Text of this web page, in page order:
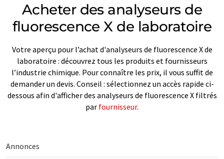
Acheter des analyseurs de
fluorescence X de laboratoire
Votre aperçu pour l’achat d'analyseurs de fluorescence X de
laboratoire : découvrez tous les produits et fournisseurs
l’industrie chimique. Pour connaître les prix, il vous suffit de
demander un devis. Conseil : sélectionnez un accès rapide ci-
dessous afin d'afficher des analyseurs de fluorescence X filtrés
par fournisseur.
Annonces